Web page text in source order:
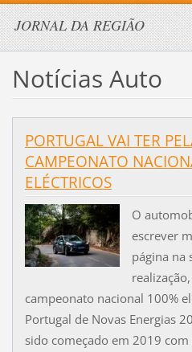
JORNAL DA REGIÃO
Notícias Auto
PORTUGAL VAI TER
CAMPEONATO
ELÉCTRICOS
O
escrever
página na
campeonato nacional 100%
Portugal de Novas Energias
sido começado em 2019 com